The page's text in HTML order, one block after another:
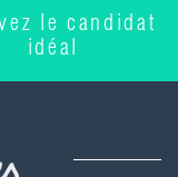
le candidat
idéal